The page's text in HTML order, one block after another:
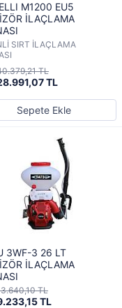
M1200 EU5
İLAÇLAMA
SIRT İLAÇLAMA
TL
TL
Sepete Ekle
3WF-3 26 LT
İLAÇLAMA
TL
TL